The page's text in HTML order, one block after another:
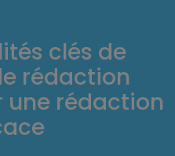
clés de
rédaction
rédaction